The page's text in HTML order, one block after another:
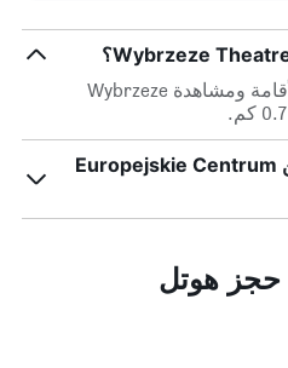
هوتل فاهرينهايت مكان جيد للأقامة ومشاهدة Wybrzeze
هل هوتل فاهرينهايت قريب من Europejskie Centrum
حجز هوتل